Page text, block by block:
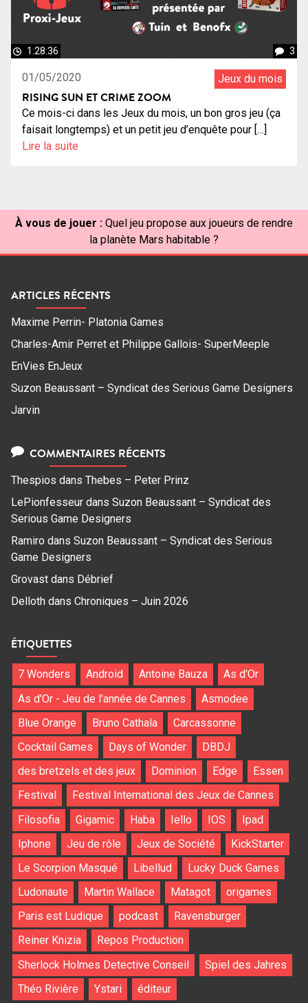
1:28:36 3
01/05/2020 Jeux du mois
RISING SUN ET CRIME ZOOM
Ce mois-ci dans les Jeux du mois, un bon gros jeu (ça
faisait longtemps) et un petit jeu d’enquête pour […]
Lire la suite
À vous de jouer : Quel jeu propose aux joueurs de rendre
la planète Mars habitable ?
ARTICLES RÉCENTS
Maxime Perrin- Platonia Games
Charles-Amir Perret et Philippe Gallois- SuperMeeple
EnVies EnJeux
Suzon Beaussant – Syndicat des Serious Game Designers
Jarvin
COMMENTAIRES RÉCENTS
Thespios dans Thebes – Peter Prinz
LePionfesseur dans Suzon Beaussant – Syndicat des
Serious Game Designers
Ramiro dans Suzon Beaussant – Syndicat des Serious
Game Designers
Grovast dans Débrief
Delloth dans Chroniques – Juin 2026
ÉTIQUETTES
7 Wonders Android Antoine Bauza
As d'Or
As d'Or - Jeu de l'année de Cannes
Asmodee
Blue Orange
Bruno Cathala
Carcassonne
Cocktail Games
Days of Wonder
DBDJ
des bretzels et des jeux
Dominion Edge
Essen
Festival
Festival International des Jeux de Cannes
Filosofia
Gigamic Haba Iello IOS
Ipad
Iphone
Jeu de rôle Jeux de Société
KickStarter
Le Scorpion Masqué
Libellud
Lucky Duck Games
Ludonaute
Martin Wallace Matagot
origames
Paris est Ludique
podcast
Ravensburger
Reiner Knizia
Repos Production
Sherlock Holmes Detective Conseil
Spiel des Jahres
Théo Rivière
Ystari éditeur